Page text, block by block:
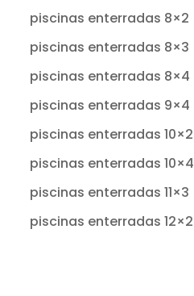
piscinas enterradas 8×2
piscinas enterradas 8×3
piscinas enterradas 8×4
piscinas enterradas 9×4
piscinas enterradas 10×2
piscinas enterradas 10×4
piscinas enterradas 11×3
piscinas enterradas 12×2